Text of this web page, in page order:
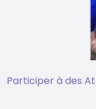
Participer à des